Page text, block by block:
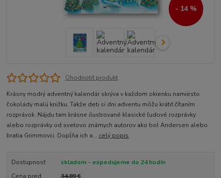
- 14 %
Ohodnotiť produkt
Krásny modrý adventný kalendár skrýva v každom okienku namiesto
čokolády malú knižku. Takže deti si dni adventu môžu krátiť čítaním
rozprávok. Nájdu tam krásne ilustrované klasické ľudové rozprávky
alebo rozprávky od svetovo známych autorov ako bol Andersen alebo
bratia Grimmovci. Dopĺňa ich a... celý popis
Dostupnosť
skladom - expedujeme do 24 hodín
Cena pred
34,89 €